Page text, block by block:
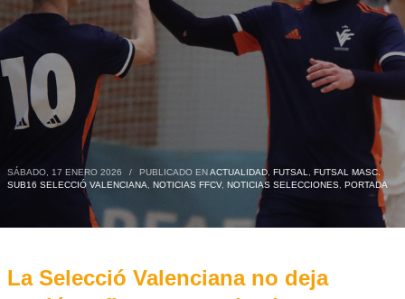
SÁBADO, 17 ENERO 2026 / PUBLICADO ENACTUALIDAD, FUTSAL
FUTSAL MASC.
SUB16 SELECCIÓ VALENCIANA
NOTICIAS FFCV, NOTICIAS SELECCIONES, PORTADA
La Selecció Valenciana no deja